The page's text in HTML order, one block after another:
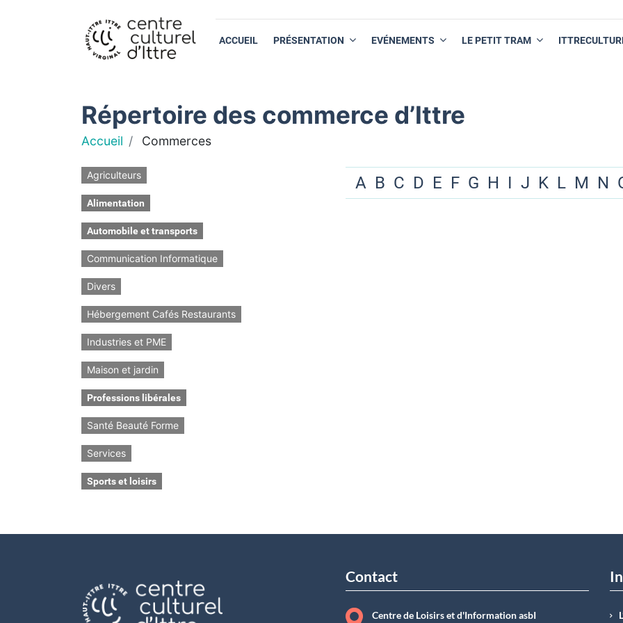
ACCUEIL PRÉSENTATION EVÉNEMENTS LE PETIT TRAM
Répertoire des commerce d’Ittre
Accueil Commerces
Agriculteurs
Alimentation
Automobile et transports
Communication Informatique
Divers
Hébergement Cafés Restaurants
Industries et PME
Maison et jardin
Professions libérales
Santé Beauté Forme
Services
Sports et loisirs
A B C D E F G H I J K L M N
Contact
Centre de Loisirs et d'Information asbI